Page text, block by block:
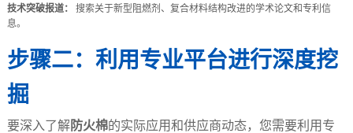
技术突破报道：
搜索关于新型阻燃剂、复合材料结构改进的学术论文和专利信
息。
步骤二：利用专业平台进行深度挖
掘
要深入了解防火棉的实际应用和供应商动态，您需要利用专